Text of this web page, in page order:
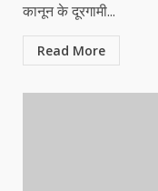
कानून के दूरगामी...
Read More